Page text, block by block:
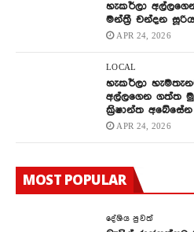
හැකර්ලා
මන්ත්‍රී චන්දන
APR 24, 2026
LOCAL
හැකර්ලා
අල්ලගෙන ගත්ත
ක්‍රිෂාන්ත අබේසේන
APR 24, 2026
MOST POPULAR
දේශිය පුවත්